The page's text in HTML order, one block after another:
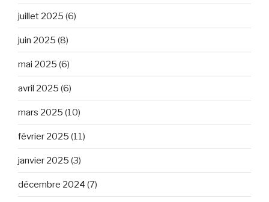
juillet 2025 (6)
juin 2025 (8)
mai 2025 (6)
avril 2025 (6)
mars 2025 (10)
février 2025 (11)
janvier 2025 (3)
décembre 2024 (7)